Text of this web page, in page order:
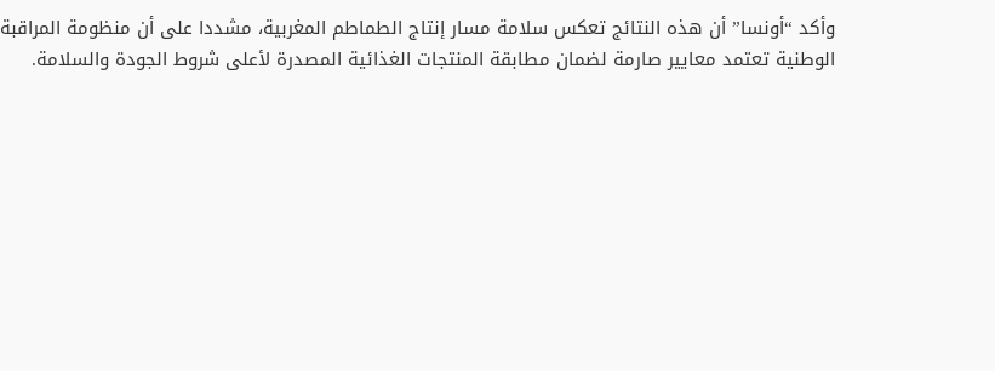
وأكد “أونسا” أن هذه النتائج تعكس سلامة مسار إنتاج الطماطم المغربية، مشددا على أن منظومة المراقبة
الوطنية تعتمد معايير صارمة لضمان مطابقة المنتجات الغذائية المصدرة لأعلى شروط الجودة والسلامة.